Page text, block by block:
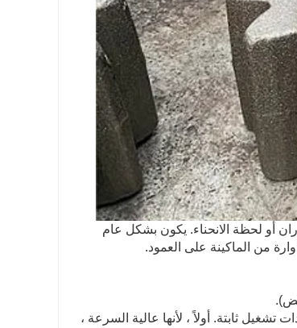
أو لحظة الانحناء. يكون بشكل عام
من الماكينة على العمود.
ثابتة. أولاً ، لأنها عالية السرعة ،